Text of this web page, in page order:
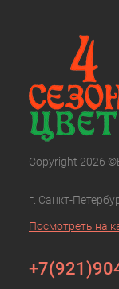
Copyright 2026
г. Санкт-
Посмотреть на